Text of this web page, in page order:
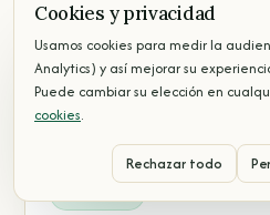
mensajes rutinarios para
capacidad de actuar
Cookies y privacidad
Usamos cookies para medir la
Analytics) y así mejorar su
Puede cambiar su elección en
cookies.
Rechazar todo